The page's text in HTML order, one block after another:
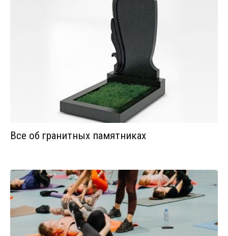
Все об гранитных памятниках